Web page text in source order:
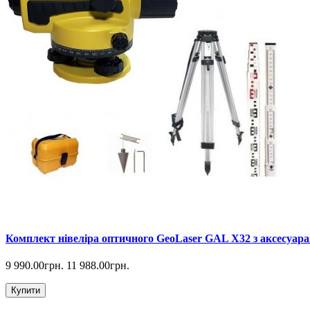
Комплект нівеліра оптичного GeoLaser GAL Х32 з
9 990.00грн. 11 988.00грн.
Купити